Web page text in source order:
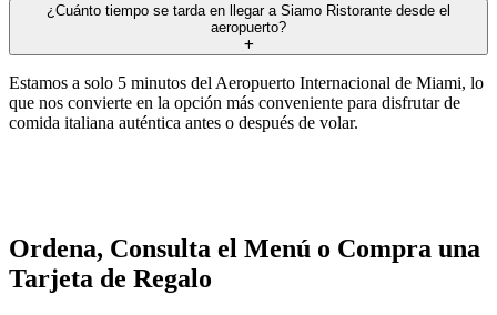
¿Cuánto tiempo se tarda en llegar a Siamo Ristorante desde el
aeropuerto?
Estamos a solo 5 minutos del Aeropuerto Internacional de Miami, lo
que nos convierte en la opción más conveniente para disfrutar de
comida italiana auténtica antes o después de volar.
Ordena, Consulta el Menú o Compra una
Tarjeta de Regalo